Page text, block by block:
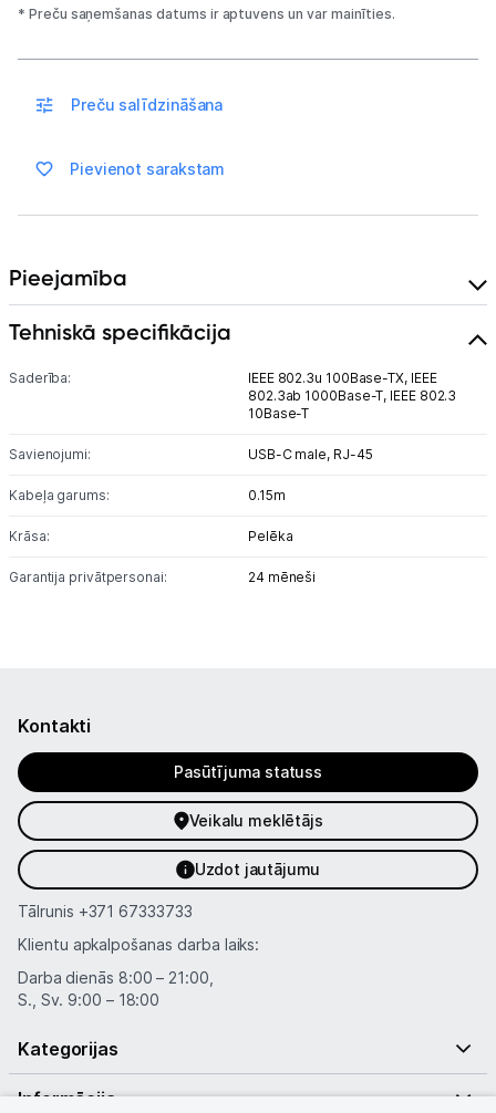
Skaistumkopšana
Vēlmju saraksts
Blogs
Piegāde un apmaksa
* Preču saņemšanas datums ir aptuvens un var mainīties.
Preču salīdzināšana
Pievienot sarakstam
Pieejamība
Tehniskā specifikācija
Saderība: IEEE 802.3u 100Base-TX, IEEE
802.3ab 1000Base-T, IEEE 802.3
10Base-T
Savienojumi: USB-C male, RJ-45
Kabeļa garums: 0.15m
Krāsa: Pelēka
Garantija privātpersonai: 24 mēneši
Kontakti
Pasūtījuma statuss
Veikalu meklētājs
Uzdot jautājumu
Tālrunis +371 67333733
Klientu apkalpošanas darba laiks:
Darba dienās 8:00 – 21:00,
S., Sv. 9:00 – 18:00
Kategorijas
Informācija